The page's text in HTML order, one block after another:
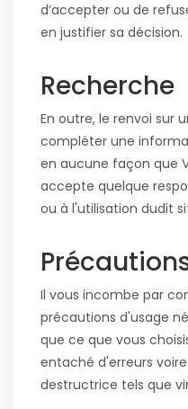
d’accepter ou de
en justifier sa décision.
Recherche
En outre, le renvoi sur
compléter une
en aucune façon que
accepte quelque
ou à l'utilisation dudit
Il vous incombe par
précautions d'usage
que ce que vous
entaché d'erreurs
destructrice tels que